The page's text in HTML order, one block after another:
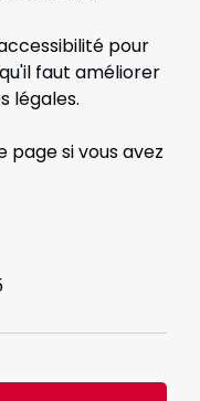
pour
faut améliorer
légales.
si vous avez